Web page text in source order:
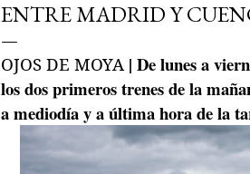
ENTRE MADRID Y
OJOS DE MOYA| De lunes a
los dos primeros trenes de la
a mediodía y a última hora de la